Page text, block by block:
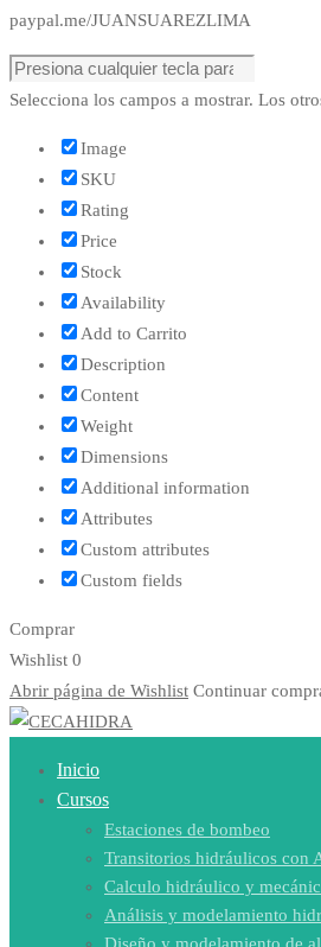
paypal.me/JUANSUAREZLIMA
Selecciona los campos a mostrar. Los
Image
SKU
Rating
Price
Stock
Availability
Add to Carrito
Description
Content
Weight
Dimensions
Additional information
Attributes
Custom attributes
Custom fields
Comprar
Wishlist 0
Abrir página de Wishlist Continuar
Inicio
Cursos
Estaciones de bombeo
Transitorios hidráulicos con
Calculo hidráulico y
Análisis y modelamiento